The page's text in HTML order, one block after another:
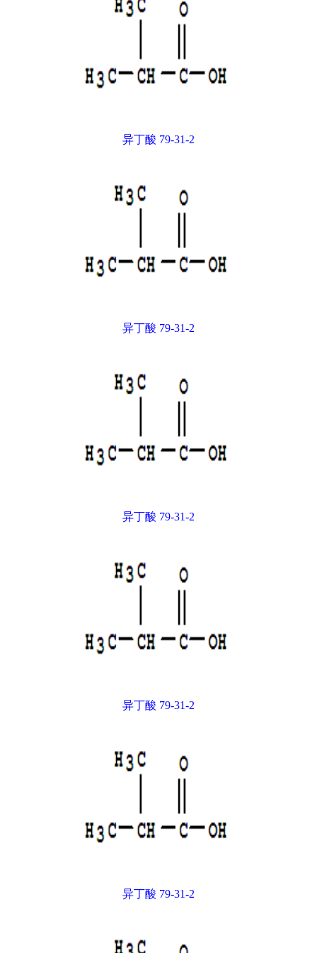
异丁酸 79-31-2
异丁酸 79-31-2
异丁酸 79-31-2
异丁酸 79-31-2
异丁酸 79-31-2